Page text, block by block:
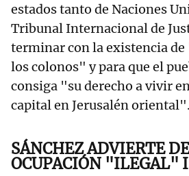
estados tanto de Naciones
Tribunal Internacional de
terminar con la existencia de
los colonos" y para que el
consiga "su derecho a vivir
capital en Jerusalén
SÁNCHEZ ADVIERTE
OCUPACIÓN "ILEGAL"